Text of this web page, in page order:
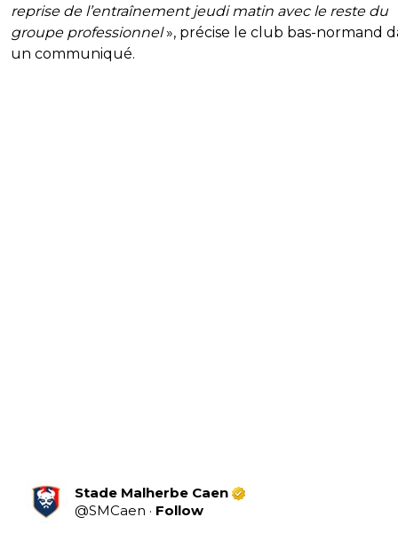
reprise de l’entraînement jeudi matin avec le reste du
groupe professionnel», précise le club bas-normand
un communiqué.
Stade Malherbe Caen
@SMCaen · Follow